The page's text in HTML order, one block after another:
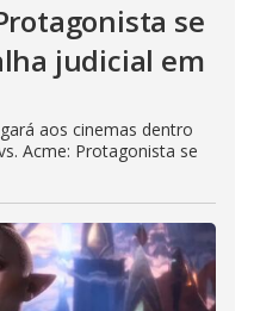
se
judicial em
aos cinemas dentro
Acme: Protagonista se